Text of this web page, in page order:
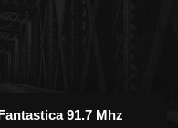
91.7 Mhz